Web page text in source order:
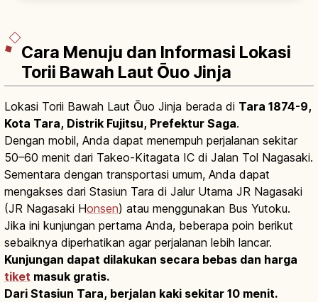
Cara Menuju dan Informasi Lokasi
Torii Bawah Laut Ōuo Jinja
Lokasi Torii Bawah Laut Ōuo Jinja berada di Tara 1874-9,
Kota Tara, Distrik Fujitsu, Prefektur Saga.
Dengan mobil, Anda dapat menempuh perjalanan sekitar
50–60 menit dari Takeo-Kitagata IC di Jalan Tol Nagasaki.
Sementara dengan transportasi umum, Anda dapat
mengakses dari Stasiun Tara di Jalur Utama JR Nagasaki
(JR Nagasaki Honsen) atau menggunakan Bus Yutoku.
Jika ini kunjungan pertama Anda, beberapa poin berikut
sebaiknya diperhatikan agar perjalanan lebih lancar.
Kunjungan dapat dilakukan secara bebas dan harga
tiket masuk gratis.
Dari Stasiun Tara, berjalan kaki sekitar 10 menit.